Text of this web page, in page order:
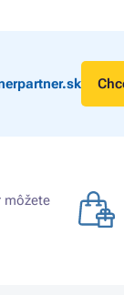
môžete